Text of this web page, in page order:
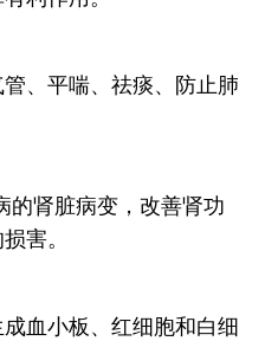
、平喘、祛痰、防止肺
的肾脏病变，改善肾功
害。
血小板、红细胞和白细